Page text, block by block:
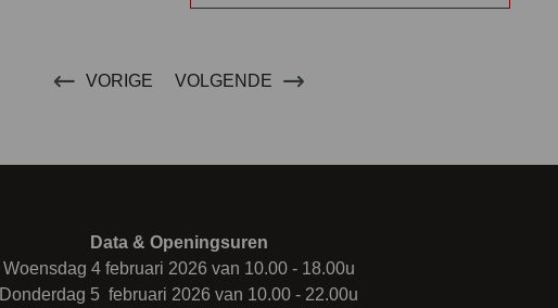
VORIGE VOLGENDE
Data & Openingsuren
Woensdag 4 februari 2026 van 10.00 - 18.00u
Donderdag 5 februari 2026 van 10.00 - 22.00u